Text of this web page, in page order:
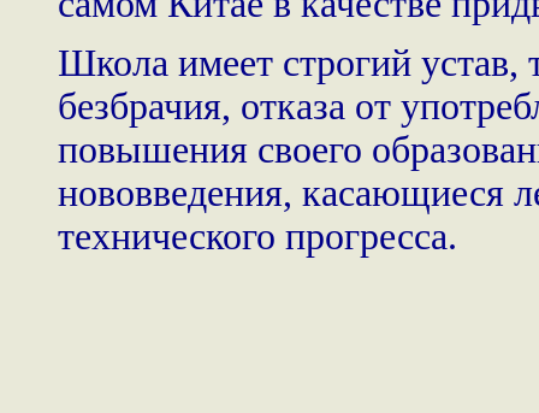
Школа имеет строгий
безбрачия, отказа от
повышения своего
нововведения, касающиеся
технического прогресса.